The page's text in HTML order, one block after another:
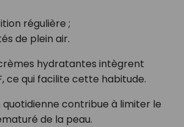
régulière ;
de plein air.
hydratantes intègrent
ce qui facilite cette habitude.
contribue à limiter le
de la peau.